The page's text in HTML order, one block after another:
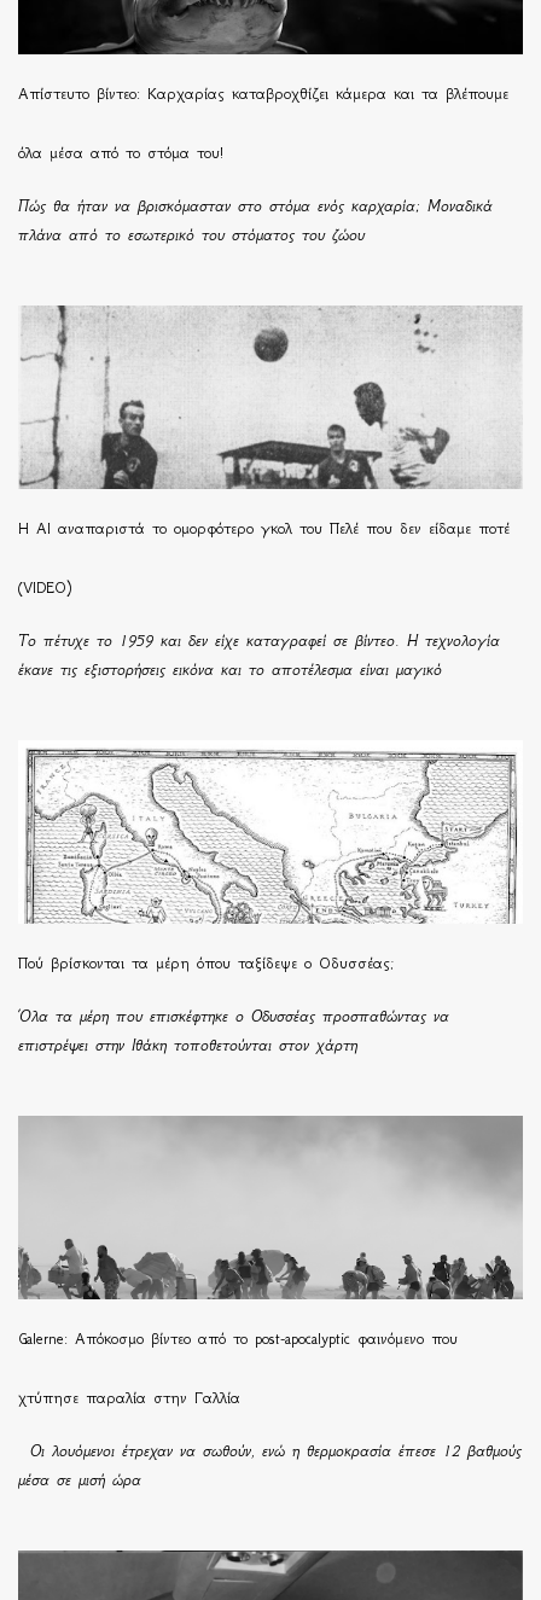
Απίστευτο βίντεο: Καρχαρίας καταβροχθίζει κάμερα και τα βλέπουμε
όλα μέσα από το στόμα του!
Πώς θα ήταν να βρισκόμασταν στο στόμα ενός καρχαρία; Μοναδικά
πλάνα από το εσωτερικό του στόματος του ζώου
Η ΑΙ αναπαριστά το ομορφότερο γκολ του Πελέ που δεν είδαμε ποτέ
(VIDEO)
Το πέτυχε το 1959 και δεν είχε καταγραφεί σε βίντεο. Η τεχνολογία
έκανε τις εξιστορήσεις εικόνα και το αποτέλεσμα είναι μαγικό
Πού βρίσκονται τα μέρη όπου ταξίδεψε ο Οδυσσέας;
Όλα τα μέρη που επισκέφτηκε ο Οδυσσέας προσπαθώντας να
επιστρέψει στην Ιθάκη τοποθετούνται στον χάρτη
Galerne: Απόκοσμο βίντεο από το post-apocalyptic φαινόμενο που
χτύπησε παραλία στην Γαλλία
Οι λουόμενοι έτρεχαν να σωθούν, ενώ η θερμοκρασία έπεσε 12 βαθμούς
μέσα σε μισή ώρα